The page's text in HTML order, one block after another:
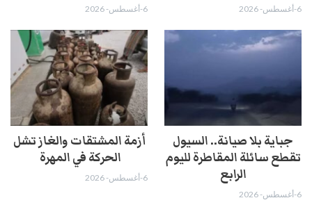
6-أغسطس- 2026 6-أغسطس- 2026
جباية بلا صيانة.. السيول
تقطع سائلة المقاطرة لليوم
الرابع
6-أغسطس- 2026
أزمة المشتقات والغاز تشل
الحركة في المهرة ​
6-أغسطس- 2026